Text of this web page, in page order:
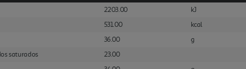
2203.00
kJ
531.00
kcal
36.00
g
saturados
23.00